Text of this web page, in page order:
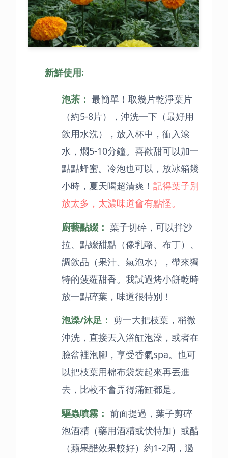
新鮮使用:
泡茶： 最簡單！取幾片乾淨葉片
（約5-8片），沖洗一下（最好用
飲用水洗），放入杯中，衝入滾
水，燜5-10分鐘。喜歡甜可以加一
點點蜂蜜。冷泡也可以，放冰箱幾
小時，夏天喝超清爽！ 記得葉子別
放太多，太濃味道會有點怪。
廚藝點綴： 葉子切碎，可以拌沙
拉、點綴甜點（像乳酪、布丁）、
調飲品（果汁、氣泡水），帶來獨
特的菠蘿甜香。我試過烤小餅乾時
放一點碎葉，味道很特別！
泡澡/沐足： 剪一大把枝葉，稍微
沖洗，直接丟入浴缸泡澡，或者在
臉盆裡泡腳，享受香氣spa。也可
以把枝葉用棉布袋裝起來再丟進
去，比較不會弄得滿缸都是。
驅蟲噴霧： 前面提過，葉子剪碎
泡酒精（藥用酒精或伏特加）或醋
（蘋果醋效果較好）約1-2周，過